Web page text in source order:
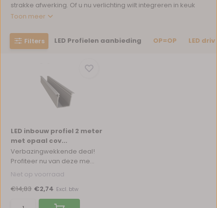
strakke afwerking. Of u nu verlichting wilt integreren in keuk
Toon meer
Filters LED Profielen aanbieding OP=OP LED
LED inbouw profiel 2 meter
met opaal cov...
Verbazingwekkende deal!
Profiteer nu van deze me...
Niet op voorraad
€14,83 €2,74 Excl. btw